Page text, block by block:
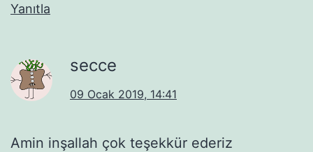
Yanıtla
secce
09 Ocak 2019, 14:41
Amin inşallah çok teşekkür ederiz